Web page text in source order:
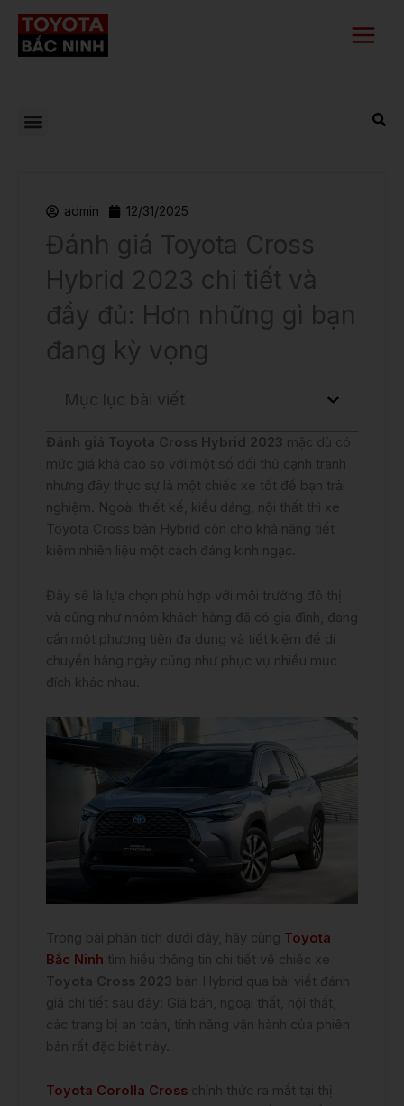
Nhảy
Menu
admin 12/31/2025
Đánh giá Toyota Cross
Hybrid 2023 chi tiết và
đầy đủ: Hơn những gì bạn
đang kỳ vọng
Mục lục bài viết
Đánh giá Toyota Cross Hybrid 2023 mặc dù có
mức giá khá cao so với một số đối thủ cạnh tranh
nhưng đây thực sự là một chiếc xe tốt để bạn trải
nghiệm. Ngoài thiết kế, kiểu dáng, nội thất thì xe
Toyota Cross bản Hybrid còn cho khả năng tiết
kiệm nhiên liệu một cách đáng kinh ngạc.
Đây sẽ là lựa chọn phù hợp với môi trường đô thị
và cũng như nhóm khách hàng đã có gia đình, đang
cần một phương tiện đa dụng và tiết kiệm để di
chuyển hàng ngày cũng như phục vụ nhiều mục
đích khác nhau.
Trong bài phân tích dưới đây, hãy cùng Toyota
Bắc Ninh tìm hiểu thông tin chi tiết về chiếc xe
Toyota Cross 2023 bản Hybrid qua bài viết đánh
giá chi tiết sau đây: Giá bán, ngoại thất, nội thất,
các trang bị an toàn, tính năng vận hành của phiên
bản rất đặc biệt này.
Toyota Corolla Cross chính thức ra mắt tại thị